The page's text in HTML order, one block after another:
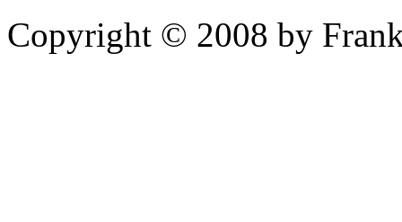
Copyright © 2008 by